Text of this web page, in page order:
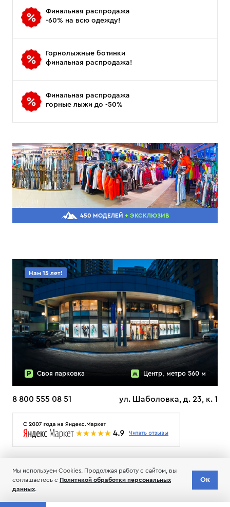
Доставка
Добавить в корзину
Финальная распродажа
-60% на всю одежду!
Горнолыжные ботинки
финальная распродажа!
Финальная распродажа
горные лыжи до -50%
450 МОДЕЛЕЙ + ЭКСКЛЮЗИВ
Нам 15 лет!
Своя парковка Центр, метро 560 м
8 800 555 08 51 ул. Шаболовка, д. 23, к. 1
© 2006-2026 Пределанет
Мы используем Cookies. Продолжая работу с сайтом, вы
соглашаетесь с Политикой обработки персональных
данных.
Ок